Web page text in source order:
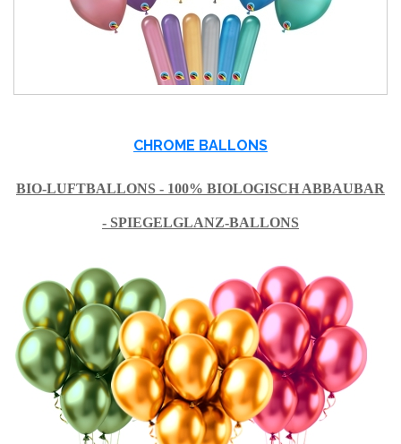
CHROME BALLONS
BIO-LUFTBALLONS - 100% BIOLOGISCH ABBAUBAR
- SPIEGELGLANZ-BALLONS